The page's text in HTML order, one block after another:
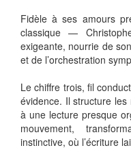
Fidèle à ses amours
classique —
exigeante, nourrie de
et de l’orchestration
Le chiffre trois, fil
évidence. Il structure
à une lecture presque
mouvement,
instinctive, où l’écriture